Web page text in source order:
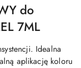
do
7ML
Idealna
aplikację koloru